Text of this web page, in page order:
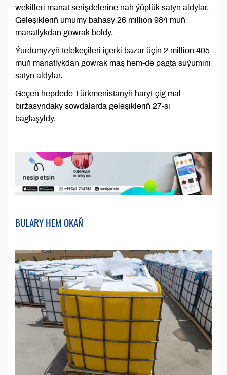
wekilleri manat serişdelerine nah ýüplük satyn aldylar.
Geleşikleriň umumy bahasy 26 million 984 müň
manatlykdan gowrak boldy.
Ýurdumyzyň telekeçileri içerki bazar üçin 2 million 405
müň manatlykdan gowrak mäş hem-de pagta süýümini
satyn aldylar.
Geçen hepdede Türkmenistanyň haryt-çig mal
biržasyndaky söwdalarda geleşikleriň 27-si
baglaşyldy.
BULARY HEM OKAŇ